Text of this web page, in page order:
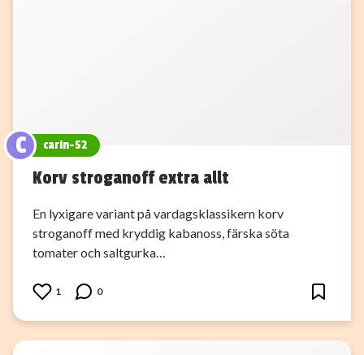
C carin-52
Korv stroganoff extra allt
En lyxigare variant på vardagsklassikern korv
stroganoff med kryddig kabanoss, färska söta
tomater och saltgurka…
1 0